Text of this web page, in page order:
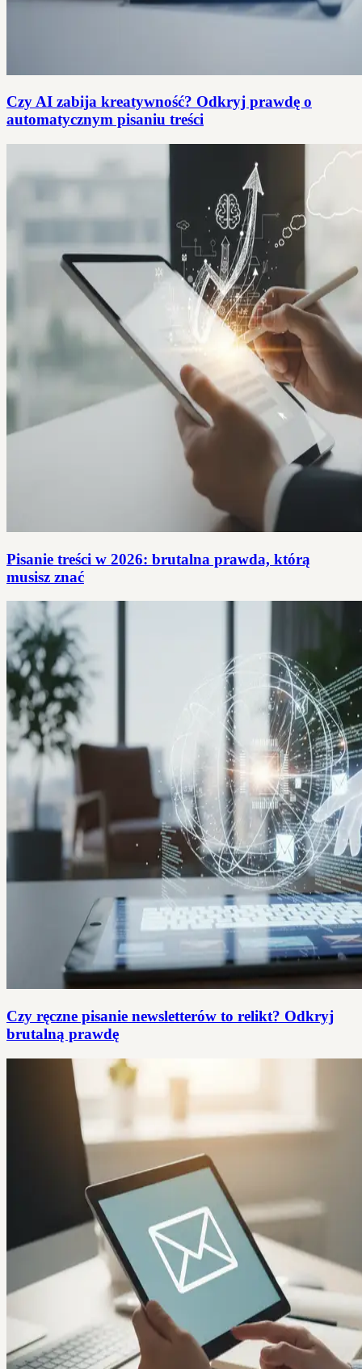
Czy AI zabija kreatywność? Odkryj prawdę o
automatycznym pisaniu treści
Pisanie treści w 2026: brutalna prawda, którą
musisz znać
Czy ręczne pisanie newsletterów to relikt? Odkryj
brutalną prawdę